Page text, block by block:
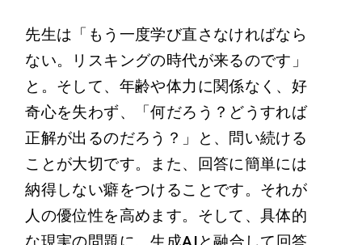
先生は「もう一度学び直さなければなら
ない。リスキングの時代が来るのです」
と。そして、年齢や体力に関係なく、好
奇心を失わず、「何だろう？どうすれば
正解が出るのだろう？」と、問い続ける
ことが大切です。また、回答に簡単には
納得しない癖をつけることです。それが
人の優位性を高めます。そして、具体的